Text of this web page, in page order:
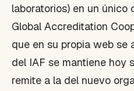
laboratorios) en un único
Global Accreditation
que en su propia web se
del IAF se mantiene hoy
remite a la del nuevo